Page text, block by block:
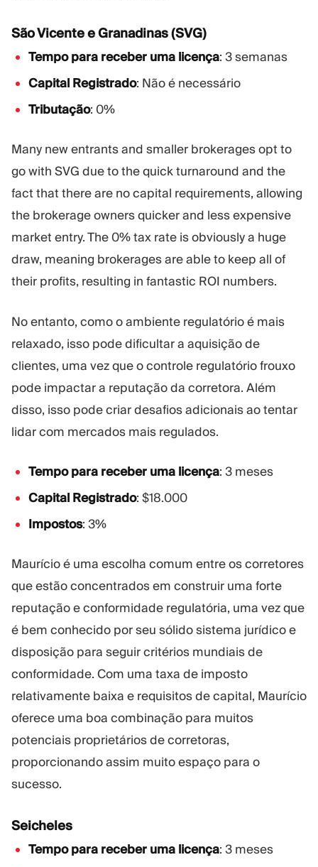
São Vicente e Granadinas (SVG)
Tempo para receber uma licença: 3 semanas
Capital Registrado: Não é necessário
Tributação: 0%
Many new entrants and smaller brokerages opt to
go with SVG due to the quick turnaround and the
fact that there are no capital requirements, allowing
the brokerage owners quicker and less expensive
market entry. The 0% tax rate is obviously a huge
draw, meaning brokerages are able to keep all of
their profits, resulting in fantastic ROI numbers.
No entanto, como o ambiente regulatório é mais
relaxado, isso pode dificultar a aquisição de
clientes, uma vez que o controle regulatório frouxo
pode impactar a reputação da corretora. Além
disso, isso pode criar desafios adicionais ao tentar
lidar com mercados mais regulados.
Tempo para receber uma licença: 3 meses
Capital Registrado: $18.000
Impostos: 3%
Maurício é uma escolha comum entre os corretores
que estão concentrados em construir uma forte
reputação e conformidade regulatória, uma vez que
é bem conhecido por seu sólido sistema jurídico e
disposição para seguir critérios mundiais de
conformidade. Com uma taxa de imposto
relativamente baixa e requisitos de capital, Maurício
oferece uma boa combinação para muitos
potenciais proprietários de corretoras,
proporcionando assim muito espaço para o
sucesso.
Seicheles
Tempo para receber uma licença: 3 meses